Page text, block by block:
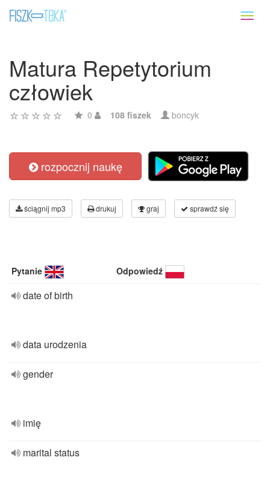
Matura Repetytorium
człowiek
0 108 fiszek boncyk
rozpocznij naukę
ściągnij mp3 drukuj graj sprawdź się
Pytanie Odpowiedź
date of birth
data urodzenia
gender
imię
marital status